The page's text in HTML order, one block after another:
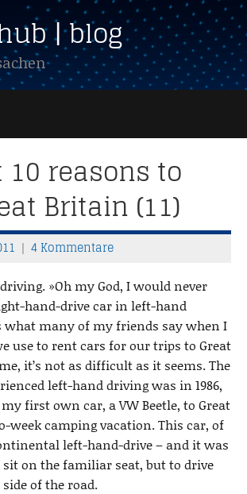
| blog
reasons to
Britain (11)
4 Kommentare
»Oh my God, I would never
hand-drive car in left-hand
what many of my friends say when I
use to rent cars for our trips to Great
it’s not as difficult as it seems. The
left-hand driving was in 1986,
first own car, a VW Beetle, to Great
week camping vacation. This car, of
left-hand-drive – and it was
on the familiar seat, but to drive
of the road.